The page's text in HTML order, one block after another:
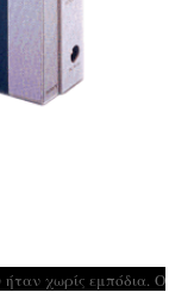
χωρίς εμπόδια. Ο